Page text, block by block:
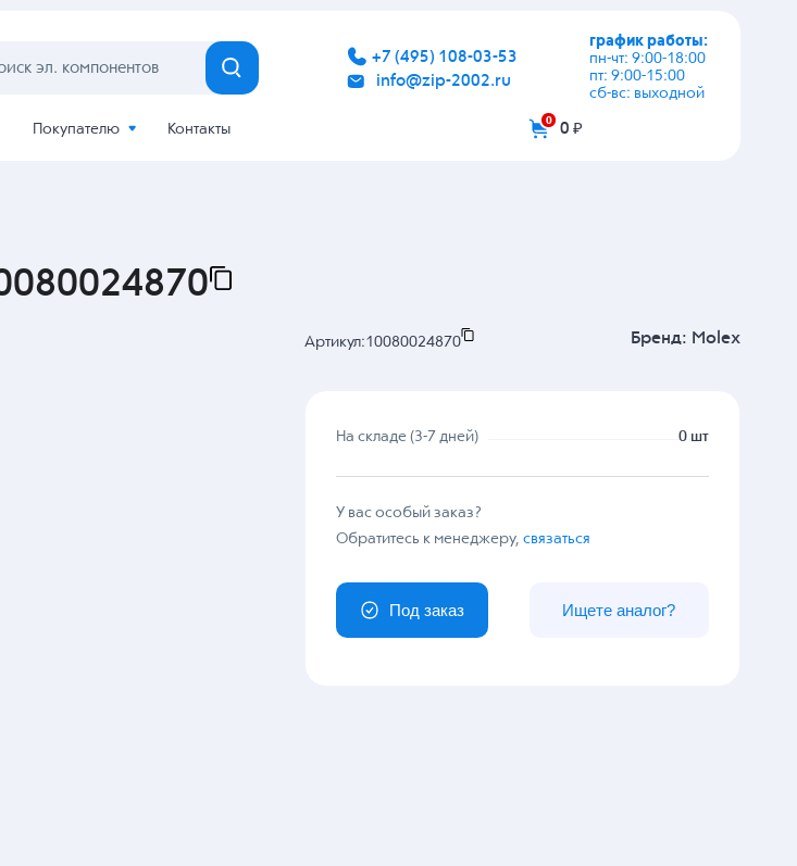
+7 (495) 108-03-53
info@zip-2002.ru
график работы:
пн-чт: 9:00-18:00
пт: 9:00-15:00
сб-вс: выходной
Покупателю Контакты
0 0 ₽
Артикул:10080024870 Бренд: Molex
На складе (3-7 дней) 0 шт
У вас особый заказ?
Обратитесь к менеджеру,связаться
Под заказ Ищете аналог?